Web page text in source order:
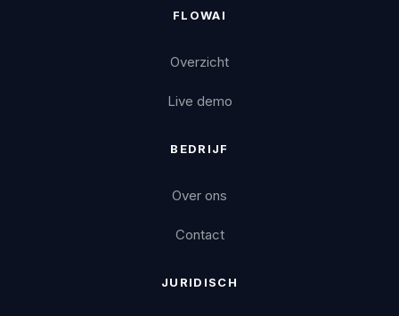
FLOWAI
Overzicht
Live demo
BEDRIJF
Over ons
Contact
JURIDISCH